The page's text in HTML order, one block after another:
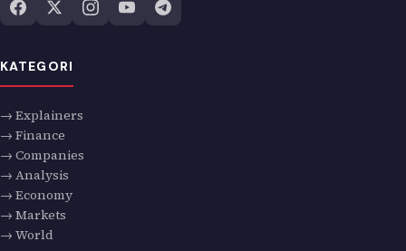
KATEGORI
→ Explainers
→ Finance
→ Companies
→ Analysis
→ Economy
→ Markets
→ World